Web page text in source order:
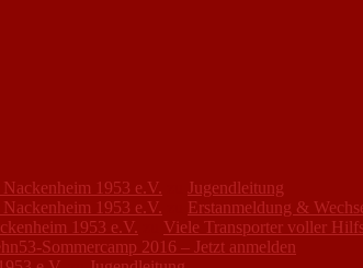
1953 e.V.
Jugendleitung
1953 e.V.
Erstanmeldung &
1953 e.V.
Viele Transporter voller
Sommercamp 2016 – Jetzt anmelden